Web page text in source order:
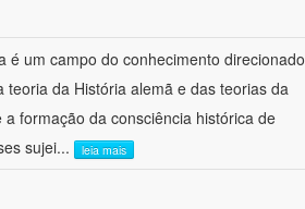
é um campo do conhecimento direcionado
da História alemã e das teorias da
formação da consciência histórica de
sujei... leia mais